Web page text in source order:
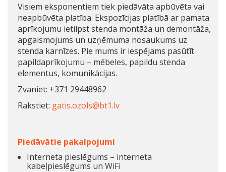
Visiem eksponentiem tiek piedāvāta apbūvēta vai
neapbūvēta platība. Ekspozīcijas platībā ar pamata
aprīkojumu ietilpst stenda montāža un demontāža,
apgaismojums un uzņēmuma nosaukums uz
stenda karnīzes. Pie mums ir iespējams pasūtīt
papildaprīkojumu – mēbeles, papildu stenda
elementus, komunikācijas.
Zvaniet: +371 29448962
Rakstiet: gatis.ozols@bt1.lv
Piedāvātie pakalpojumi
Interneta pieslēgums – interneta
kabeļpieslēgums un WiFi